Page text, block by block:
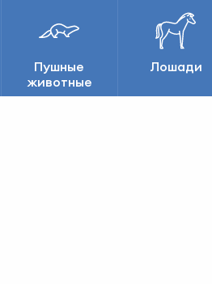
Пушные
животные
Лошади